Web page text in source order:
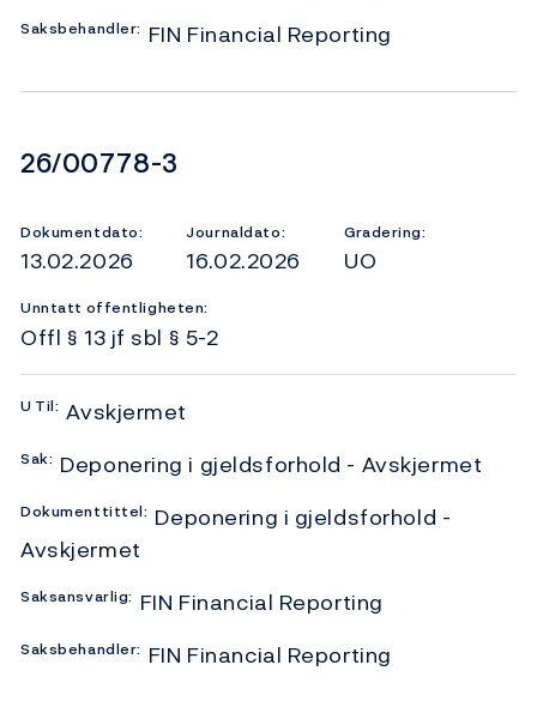
Saksbehandler: FIN Financial Reporting
Dokumentnummer
26/00778-3
Dokumentdato:
13.02.2026
Journaldato:
16.02.2026
Gradering:
UO
Unntatt offentligheten:
Offl § 13 jf sbl § 5-2
U Til: Avskjermet
Sak: Deponering i gjeldsforhold - Avskjermet
Dokumenttittel: Deponering i gjeldsforhold -
Avskjermet
Saksansvarlig: FIN Financial Reporting
Saksbehandler: FIN Financial Reporting